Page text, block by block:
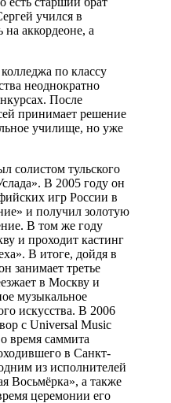
учился в
аккордеоне, а
по классу
неоднократно
После
принимает решение
училище, но уже
солистом тульского
В 2005 году он
игр России в
и получил золотую
В том же году
и проходит кастинг
В итоге, дойдя в
занимает третье
в Москву и
музыкальное
искусства. В 2006
с Universal Music
время саммита
в Санкт-
из исполнителей
Восьмёрка», а также
церемонии его